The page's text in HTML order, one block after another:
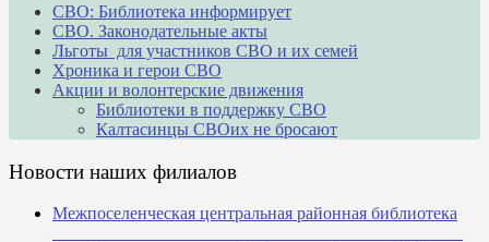
СВО: Библиотека информирует
СВО. Законодательные акты
Льготы для участников СВО и их семей
Хроника и герои СВО
Акции и волонтерские движения
Библиотеки в поддержку СВО
Калтасинцы СВОих не бросают
Новости наших филиалов
Межпоселенческая центральная районная библиотека